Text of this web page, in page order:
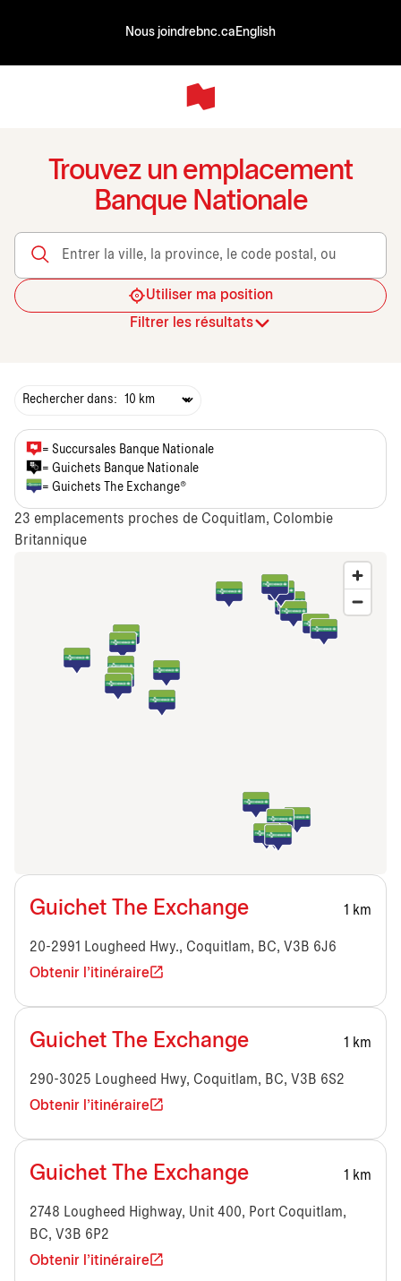
Nous joindrebnc.ca English
Trouvez un emplacement
Banque Nationale
Entrer la ville, la province, le code postal, ou le transit
Utiliser ma position
Filtrer les résultats
Rechercher dans:
Guichet The Exchange 1 km
20-2991 Lougheed Hwy., Coquitlam, BC, V3B 6J6
Obtenir l'itinéraire
Guichet The Exchange 1 km
290-3025 Lougheed Hwy, Coquitlam, BC, V3B 6S2
Obtenir l'itinéraire
Guichet The Exchange 1 km
2748 Lougheed Highway, Unit 400, Port Coquitlam,
BC, V3B 6P2
Obtenir l'itinéraire
= Succursales Banque Nationale
= Guichets Banque Nationale
= Guichets The Exchange®
23 emplacements proches de Coquitlam, Colombie
Britannique